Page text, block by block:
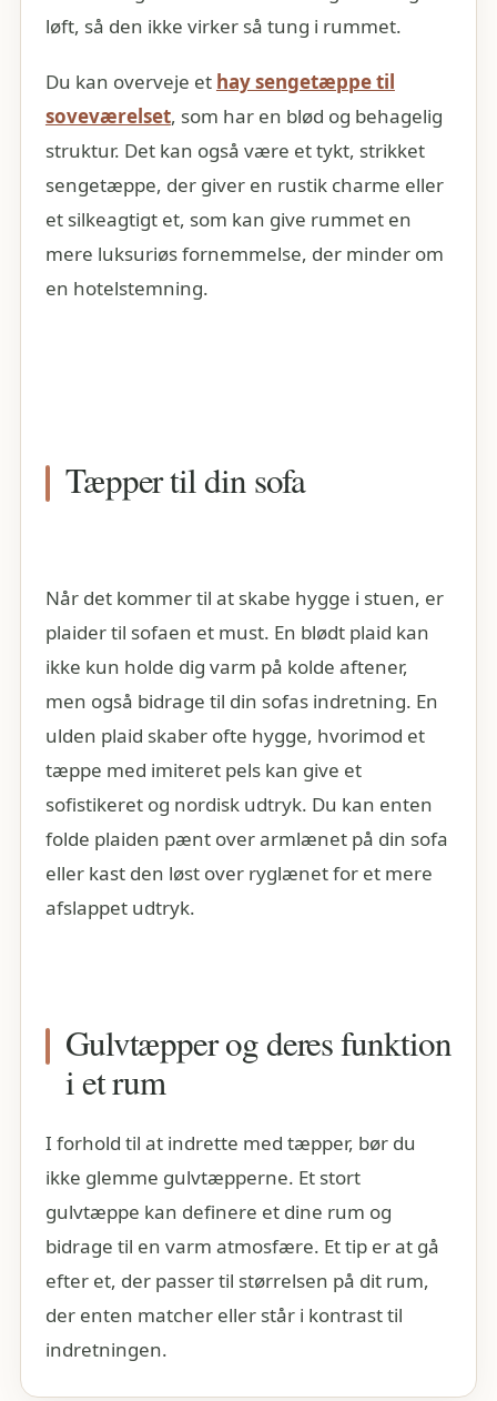
løft, så den ikke virker så tung i rummet.
Du kan overveje et hay sengetæppe til
soveværelset, som har en blød og behagelig
struktur. Det kan også være et tykt, strikket
sengetæppe, der giver en rustik charme eller
et silkeagtigt et, som kan give rummet en
mere luksuriøs fornemmelse, der minder om
en hotelstemning.
Tæpper til din sofa
Når det kommer til at skabe hygge i stuen, er
plaider til sofaen et must. En blødt plaid kan
ikke kun holde dig varm på kolde aftener,
men også bidrage til din sofas indretning. En
ulden plaid skaber ofte hygge, hvorimod et
tæppe med imiteret pels kan give et
sofistikeret og nordisk udtryk. Du kan enten
folde plaiden pænt over armlænet på din sofa
eller kast den løst over ryglænet for et mere
afslappet udtryk.
Gulvtæpper og deres funktion
i et rum
I forhold til at indrette med tæpper, bør du
ikke glemme gulvtæpperne. Et stort
gulvtæppe kan definere et dine rum og
bidrage til en varm atmosfære. Et tip er at gå
efter et, der passer til størrelsen på dit rum,
der enten matcher eller står i kontrast til
indretningen.